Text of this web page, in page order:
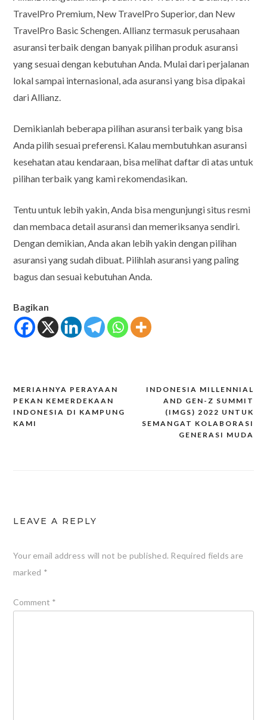
TravelPro Premium, New TravelPro Superior, dan New
TravelPro Basic Schengen. Allianz termasuk perusahaan
asuransi terbaik dengan banyak pilihan produk asuransi
yang sesuai dengan kebutuhan Anda. Mulai dari perjalanan
lokal sampai internasional, ada asuransi yang bisa dipakai
dari Allianz.
Demikianlah beberapa pilihan asuransi terbaik yang bisa
Anda pilih sesuai preferensi. Kalau membutuhkan asuransi
kesehatan atau kendaraan, bisa melihat daftar di atas untuk
pilihan terbaik yang kami rekomendasikan.
Tentu untuk lebih yakin, Anda bisa mengunjungi situs resmi
dan membaca detail asuransi dan memeriksanya sendiri.
Dengan demikian, Anda akan lebih yakin dengan pilihan
asuransi yang sudah dibuat. Pilihlah asuransi yang paling
bagus dan sesuai kebutuhan Anda.
Bagikan
Post
navigation
INDONESIA MILLENNIAL
AND GEN-Z SUMMIT
(IMGS) 2022 UNTUK
SEMANGAT KOLABORASI
GENERASI MUDA
MERIAHNYA PERAYAAN
PEKAN KEMERDEKAAN
INDONESIA DI KAMPUNG
KAMI
LEAVE A REPLY
Your email address will not be published. Required fields are
marked *
Comment *